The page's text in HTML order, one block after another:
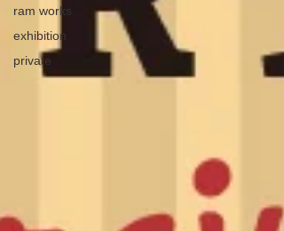
ram works
exhibition
private